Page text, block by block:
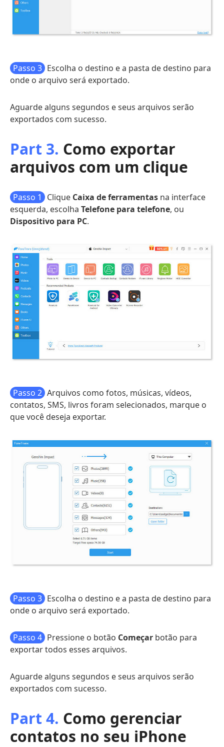
Passo 3 Escolha o destino e a pasta de destino para
onde o arquivo será exportado.
Aguarde alguns segundos e seus arquivos serão
exportados com sucesso.
Part 3. Como exportar
arquivos com um clique
Passo 1 Clique Caixa de ferramentas na interface
esquerda, escolha Telefone para telefone, ou
Dispositivo para PC.
Passo 2 Arquivos como fotos, músicas, vídeos,
contatos, SMS, livros foram selecionados, marque o
que você deseja exportar.
Passo 3 Escolha o destino e a pasta de destino para
onde o arquivo será exportado.
Passo 4 Pressione o botão Começar botão para
exportar todos esses arquivos.
Aguarde alguns segundos e seus arquivos serão
exportados com sucesso.
Part 4. Como gerenciar
contatos no seu iPhone